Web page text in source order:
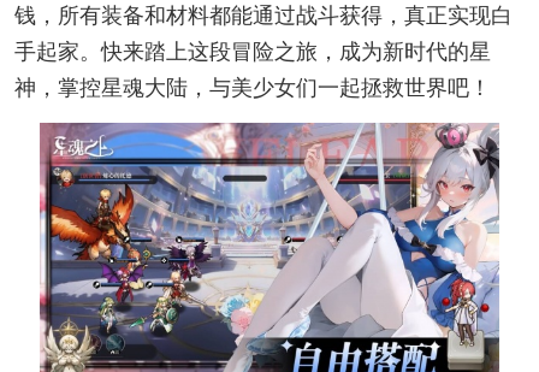
钱，所有装备和材料都能通过战斗获得，真正实现白
手起家。快来踏上这段冒险之旅，成为新时代的星
神，掌控星魂大陆，与美少女们一起拯救世界吧！